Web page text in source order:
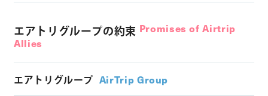
エアトリグループの約束 Promises of Airtrip
Allies
エアトリグループ AirTrip Group